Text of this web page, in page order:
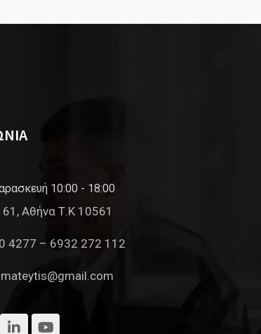
10:00 - 18:00
61, Αθήνα Τ.Κ 10561
4277 – 6932 272 112